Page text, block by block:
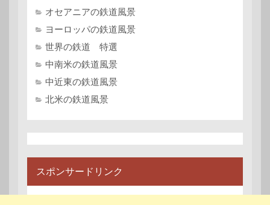
オセアニアの鉄道風景
ヨーロッパの鉄道風景
世界の鉄道 特選
中南米の鉄道風景
中近東の鉄道風景
北米の鉄道風景
スポンサードリンク